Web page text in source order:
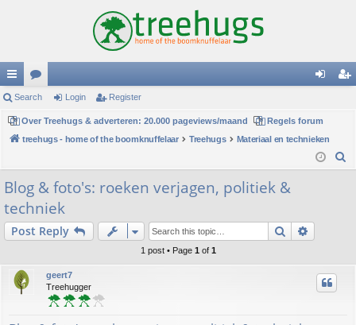
ui
ck
lin
ks
or
u
m
s
in
Search Login Register
Over Treehugs & adverteren: 20.000 pageviews/maand
Regels forum
treehugs - home of the boomknuffelaar
Treehugs
Materiaal en technieken
Blog & foto's: roeken verjagen, politiek &
techniek
Post Reply Search
1 post • Page 1 of 1
geert7
Treehugger